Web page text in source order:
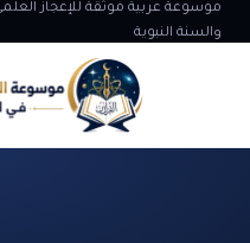
موسوعة عربية موثقة للإعجاز
والسنة النبوية